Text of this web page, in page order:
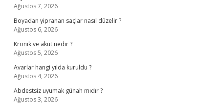
Ağustos 7, 2026
Boyadan yipranan saçlar nasıl düzelir ?
Ağustos 6, 2026
Kronik ve akut nedir ?
Ağustos 5, 2026
Avarlar hangi yılda kuruldu ?
Ağustos 4, 2026
Abdestsiz uyumak günah mıdır ?
Ağustos 3, 2026